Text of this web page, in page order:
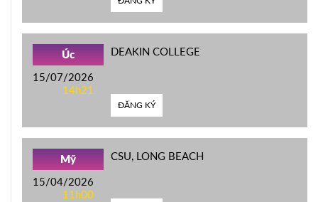
Úc
15/07/2026
14h21
DEAKIN COLLEGE
ĐĂNG KÝ
Mỹ
15/04/2026
11h00
CSU, LONG BEACH